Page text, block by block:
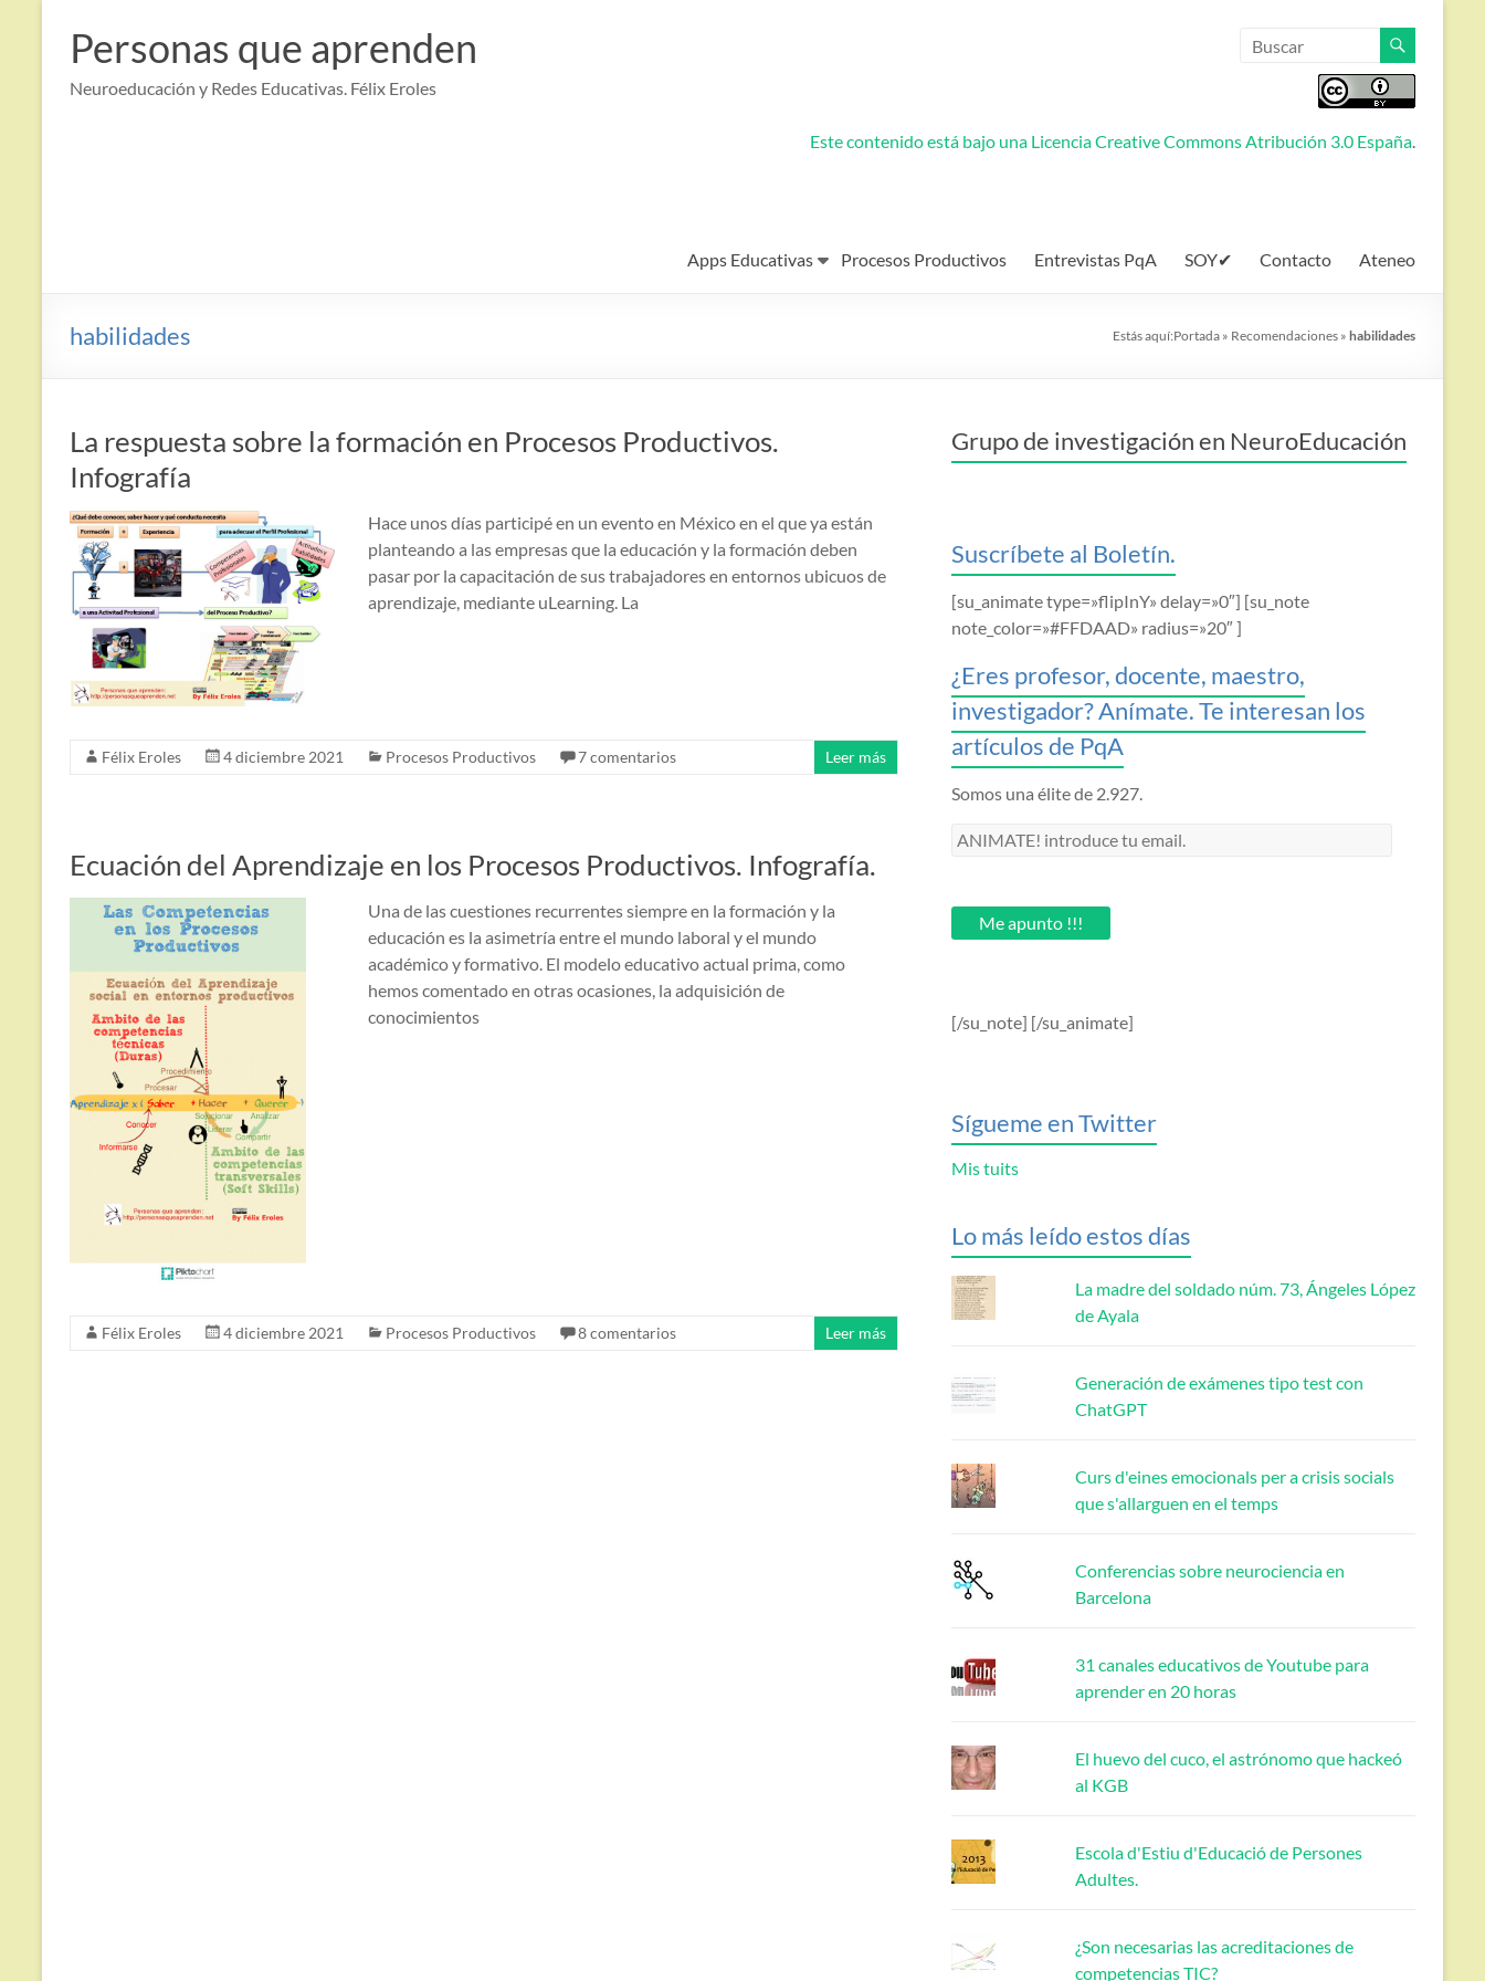
contenido
Personas que aprenden
Neuroeducación y Redes Educativas. Félix Eroles
Este contenido está bajo una Licencia Creative Commons Atribución 3.0 España.
Apps Educativas Procesos Productivos Entrevistas PqA SOY✔ Contacto Ateneo
habilidades Estás aquí:Portada » Recomendaciones » habilidades
La respuesta sobre la formación en Procesos Productivos.
Infografía
Hace unos días participé en un evento en México en el que ya están
planteando a las empresas que la educación y la formación deben
pasar por la capacitación de sus trabajadores en entornos ubicuos de
aprendizaje, mediante uLearning. La
Félix Eroles 4 diciembre 2021 Procesos Productivos 7 comentarios Leer más
Ecuación del Aprendizaje en los Procesos Productivos. Infografía.
Una de las cuestiones recurrentes siempre en la formación y la
educación es la asimetría entre el mundo laboral y el mundo
académico y formativo. El modelo educativo actual prima, como
hemos comentado en otras ocasiones, la adquisición de
conocimientos
Félix Eroles 4 diciembre 2021 Procesos Productivos 8 comentarios Leer más
Grupo de investigación en NeuroEducación
Suscríbete al Boletín.
[su_animate type=»flipInY» delay=»0″] [su_note
note_color=»#FFDAAD» radius=»20″ ]
¿Eres profesor, docente, maestro,
investigador? Anímate. Te interesan los
artículos de PqA
Somos una élite de 2.927.
ANIMATE!
email.Me apunto !!!
[/su_note] [/su_animate]
Sígueme en Twitter
Mis tuits
Lo más leído estos días
La madre del soldado núm. 73, Ángeles López
de Ayala
Generación de exámenes tipo test con
ChatGPT
Curs d'eines emocionals per a crisis socials
que s'allarguen en el temps
Conferencias sobre neurociencia en
Barcelona
31 canales educativos de Youtube para
aprender en 20 horas
El huevo del cuco, el astrónomo que hackeó
al KGB
Escola d'Estiu d'Educació de Persones
Adultes.
¿Son necesarias las acreditaciones de
competencias TIC?